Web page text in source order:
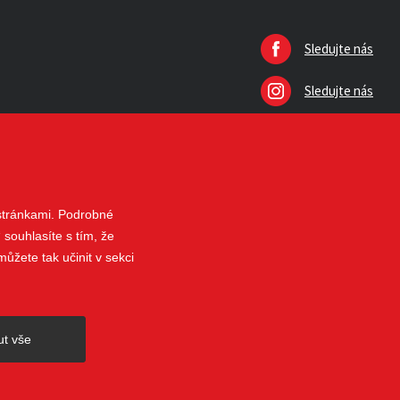
Sledujte nás
Sledujte nás
Podrobné
souhlasíte s tím, že
tak učinit v sekci
vše